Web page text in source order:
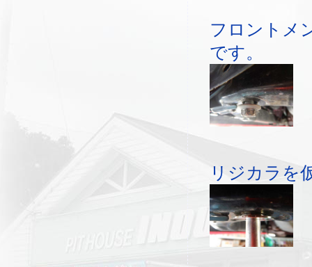
フロントメ
です。
リジカラを